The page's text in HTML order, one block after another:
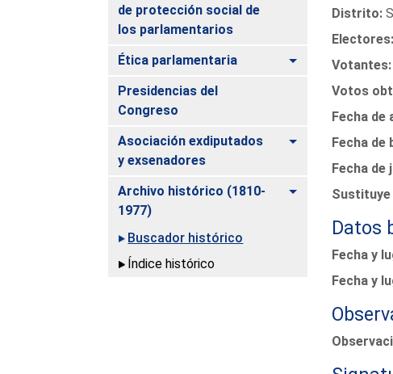
de protección social de
los parlamentarios
Ética parlamentaria Alternar
Presidencias del
Congreso
Asociación exdiputados
y exsenadores
Alternar
Archivo histórico (1810-
1977)
Alternar
Buscador histórico
Índice histórico
Distrito:
Electores:
Votantes:
Votos
Fecha de
Fecha de
Fecha de
Sustituye
Datos
Fecha y
Fecha y